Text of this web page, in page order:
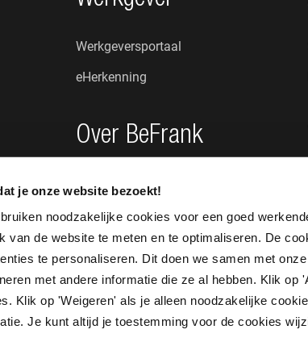
je onze website bezoekt!
noodzakelijke cookies voor een goed
van de website te meten en te optimaliseren. De
te personaliseren. Dit doen we samen met
met andere informatie die ze al hebben. Klik op
Klik op 'Weigeren' als je alleen noodzakelijke
Je kunt altijd je toestemming voor de cookies
Werkgeversportaal
eHerkenning
Over BeFrank
Wie zijn wij?
Nieuws